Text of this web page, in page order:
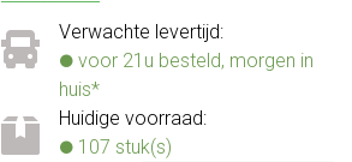
Verwachte levertijd:
voor 21u besteld, morgen in
huis*
Huidige voorraad:
107 stuk(s)